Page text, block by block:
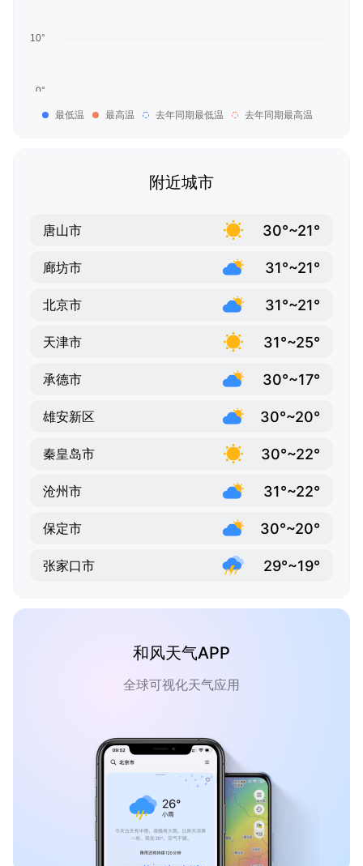
最低温 最高温 去年同期最低温 去年同期最高温
附近城市
唐山市 30°~21°
廊坊市 31°~21°
北京市 31°~21°
天津市 31°~25°
承德市 30°~17°
雄安新区 30°~20°
秦皇岛市 30°~22°
沧州市 31°~22°
保定市 30°~20°
张家口市 29°~19°
和风天气APP
全球可视化天气应用